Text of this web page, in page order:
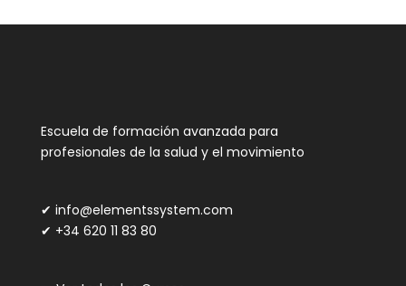
Escuela de formación avanzada para
profesionales de la salud y el movimiento
✔ info@elementssystem.com
✔ +34 620 11 83 80